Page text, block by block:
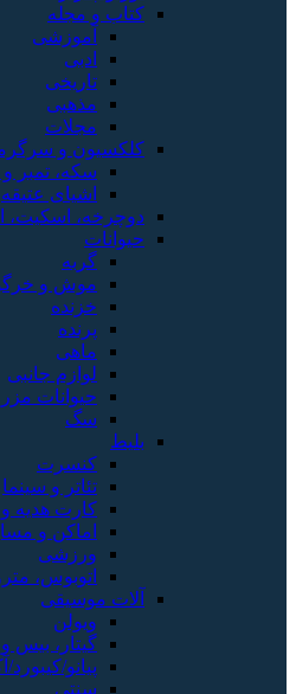
کتاب و مجله
آموزشی
ادبی
تاریخی
مذهبی
مجلات
کلکسیون و
سکه، تمبر
اشیای عتیقه
دوچرخه، اسکیت،
حیوانات
گربه
موش و
خزنده
پرنده
ماهی
لوازم جانبی
حیوانات
سگ
بلیط
کنسرت
تئاتر و سینما
کارت هدیه
اماکن و
ورزشی
اتوبوس،
آلات موسیقی
ویولن
گیتار، بیس و
پیانو/
سنتی